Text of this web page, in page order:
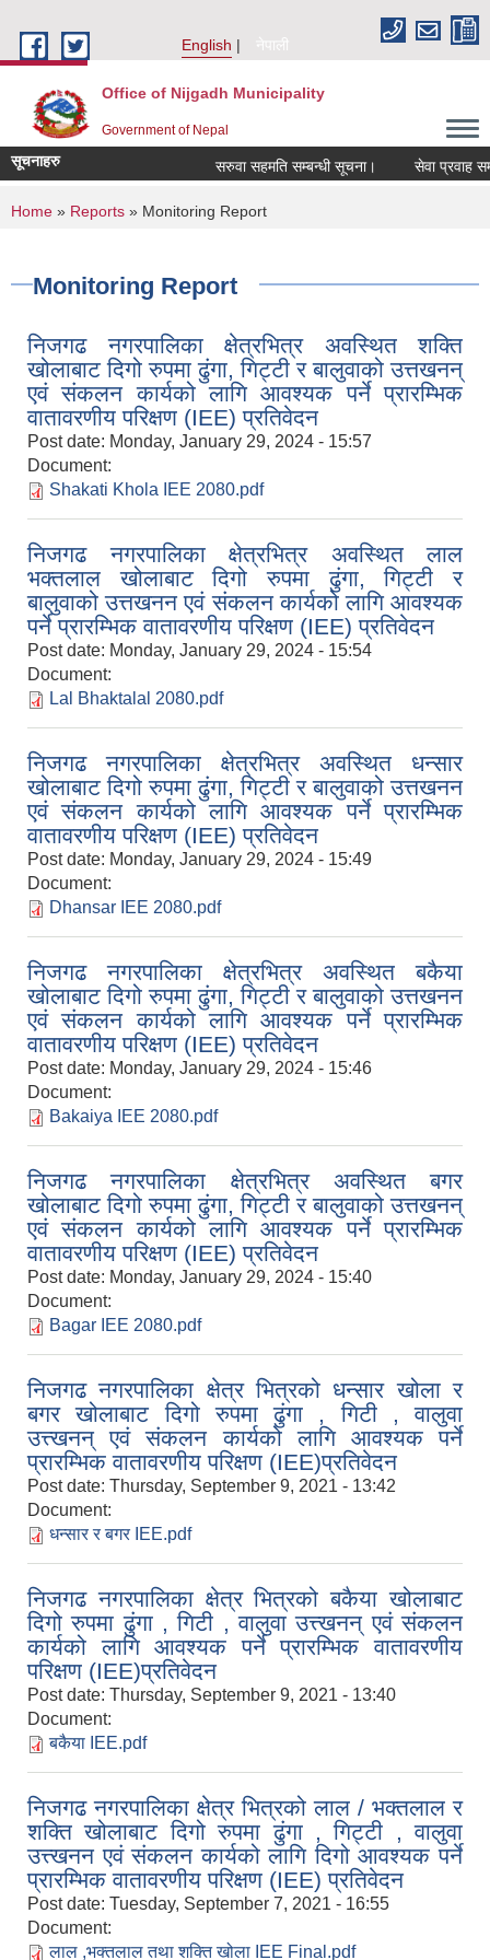
English
नेपाली
Office of Nijgadh Municipality
Government of Nepal
सूचनाहरु सरुवा सहमति सम्बन्धी सूचना। सेवा प्रवाह
You are here
Home » Reports » Monitoring Report
Monitoring Report
निजगढ नगरपालिका क्षेत्रभित्र अवस्थित शक्ति
खोलाबाट दिगो रुपमा ढुंगा, गिट्टी र बालुवाको उत्तखनन्
एवं संकलन कार्यको लागि आवश्यक पर्ने प्रारम्भिक
वातावरणीय परिक्षण (IEE) प्रतिवेदन
Post date: Monday, January 29, 2024 - 15:57
Document:
Shakati Khola IEE 2080.pdf
निजगढ नगरपालिका क्षेत्रभित्र अवस्थित लाल
भक्तलाल खोलाबाट दिगो रुपमा ढुंगा, गिट्टी र
बालुवाको उत्तखनन एवं संकलन कार्यको लागि आवश्यक
पर्ने प्रारम्भिक वातावरणीय परिक्षण (IEE) प्रतिवेदन
Post date: Monday, January 29, 2024 - 15:54
Document:
Lal Bhaktalal 2080.pdf
निजगढ नगरपालिका क्षेत्रभित्र अवस्थित धन्सार
खोलाबाट दिगो रुपमा ढुंगा, गिट्टी र बालुवाको उत्तखनन
एवं संकलन कार्यको लागि आवश्यक पर्ने प्रारम्भिक
वातावरणीय परिक्षण (IEE) प्रतिवेदन
Post date: Monday, January 29, 2024 - 15:49
Document:
Dhansar IEE 2080.pdf
निजगढ नगरपालिका क्षेत्रभित्र अवस्थित बकैया
खोलाबाट दिगो रुपमा ढुंगा, गिट्टी र बालुवाको उत्तखनन
एवं संकलन कार्यको लागि आवश्यक पर्ने प्रारम्भिक
वातावरणीय परिक्षण (IEE) प्रतिवेदन
Post date: Monday, January 29, 2024 - 15:46
Document:
Bakaiya IEE 2080.pdf
निजगढ नगरपालिका क्षेत्रभित्र अवस्थित बगर
खोलाबाट दिगो रुपमा ढुंगा, गिट्टी र बालुवाको उत्तखनन्
एवं संकलन कार्यको लागि आवश्यक पर्ने प्रारम्भिक
वातावरणीय परिक्षण (IEE) प्रतिवेदन
Post date: Monday, January 29, 2024 - 15:40
Document:
Bagar IEE 2080.pdf
निजगढ नगरपालिका क्षेत्र भित्रको धन्सार खोला र
बगर खोलाबाट दिगो रुपमा ढुंगा , गिटी , वालुवा
उत्त्खनन् एवं संकलन कार्यको लागि आवश्यक पर्ने
प्रारम्भिक वातावरणीय परिक्षण (IEE)प्रतिवेदन
Post date: Thursday, September 9, 2021 - 13:42
Document:
धन्सार र बगर IEE.pdf
निजगढ नगरपालिका क्षेत्र भित्रको बकैया खोलाबाट
दिगो रुपमा ढुंगा , गिटी , वालुवा उत्त्खनन् एवं संकलन
कार्यको लागि आवश्यक पर्ने प्रारम्भिक वातावरणीय
परिक्षण (IEE)प्रतिवेदन
Post date: Thursday, September 9, 2021 - 13:40
Document:
बकैया IEE.pdf
निजगढ नगरपालिका क्षेत्र भित्रको लाल / भक्तलाल र
शक्ति खोलाबाट दिगो रुपमा ढुंगा , गिट्टी , वालुवा
उत्त्खनन एवं संकलन कार्यको लागि दिगो आवश्यक पर्ने
प्रारम्भिक वातावरणीय परिक्षण (IEE) प्रतिवेदन
Post date: Tuesday, September 7, 2021 - 16:55
Document:
लाल ,भक्तलाल तथा शक्ति खोला IEE Final.pdf